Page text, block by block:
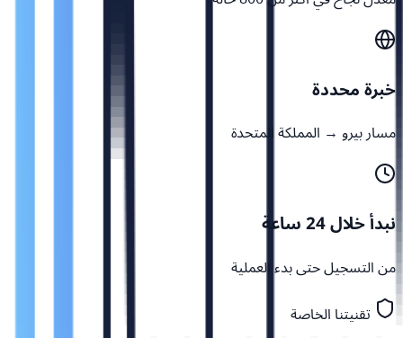
خبرة محددة
مسار بيرو → المملكة المتحدة
نبدأ خلال 24 ساعة
من التسجيل حتى بدء العملية
تقنيتنا الخاصة